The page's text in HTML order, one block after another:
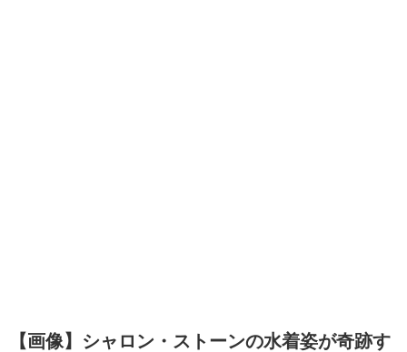
【画像】シャロン・ストーンの水着姿が奇跡す